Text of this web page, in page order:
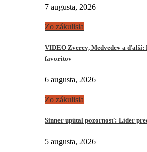
7 augusta, 2026
Zo zákulisia
VIDEO Zverev, Medvedev a
favoritov
6 augusta, 2026
Zo zákulisia
Sinner upútal pozornosť: Líder
5 augusta, 2026